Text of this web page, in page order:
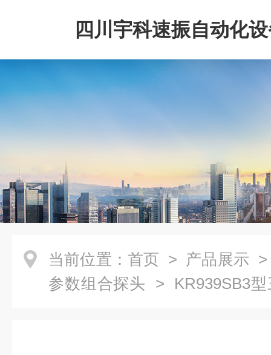
四川宇科速振自动化
公司
当前位置： 首页 > 产品展示
参数组合探头 > KR939SB3